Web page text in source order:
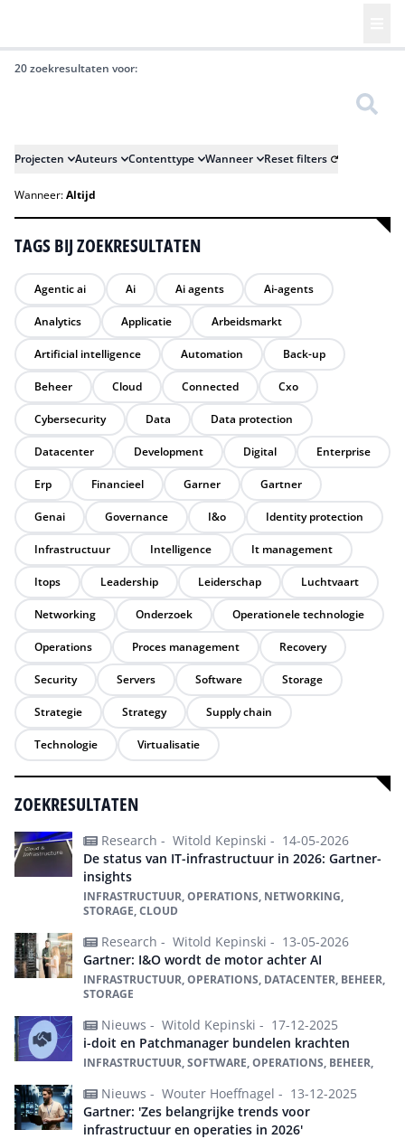
20 zoekresultaten voor:
Projecten Auteurs Contenttype Wanneer Reset filters
Wanneer:Altijd
ZOEKRESULTATEN
Research - Witold Kepinski - 14-05-2026
De status van IT-infrastructuur in 2026: Gartner-
insights
INFRASTRUCTUUR, OPERATIONS, NETWORKING,
STORAGE, CLOUD
Research - Witold Kepinski - 13-05-2026
Gartner: I&O wordt de motor achter AI
INFRASTRUCTUUR, OPERATIONS, DATACENTER, BEHEER,
STORAGE
Nieuws - Witold Kepinski - 17-12-2025
i-doit en Patchmanager bundelen krachten
INFRASTRUCTUUR, SOFTWARE, OPERATIONS, BEHEER,
Nieuws - Wouter Hoeffnagel - 13-12-2025
Gartner: 'Zes belangrijke trends voor
infrastructuur en operaties in 2026'
TAGS BIJ ZOEKRESULTATEN
Agentic ai Ai Ai agents Ai-agents
Analytics Applicatie Arbeidsmarkt
Artificial intelligence Automation Back-up
Beheer Cloud Connected Cxo
Cybersecurity Data Data protection
Datacenter Development Digital Enterprise
Erp Financieel Garner Gartner
Genai Governance I&o Identity protection
Infrastructuur Intelligence It management
Itops Leadership Leiderschap Luchtvaart
Networking Onderzoek Operationele technologie
Operations Proces management Recovery
Security Servers Software Storage
Strategie Strategy Supply chain
Technologie Virtualisatie